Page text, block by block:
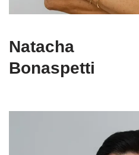
Natacha
Bonaspetti